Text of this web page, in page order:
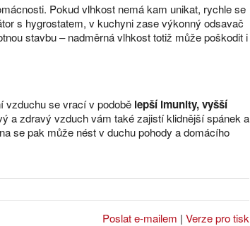
Pokud vlhkost nemá kam unikat, rychle se
s hygrostatem, v kuchyni zase výkonný odsavač
stavbu – nadměrná vlhkost totiž může poškodit i
vzduchu se vrací v podobě lepší imunity, vyšší
a zdravý vzduch vám také zajistí klidnější spánek a
se pak může nést v duchu pohody a domácího
Poslat e-mailem | Verze pro tisk